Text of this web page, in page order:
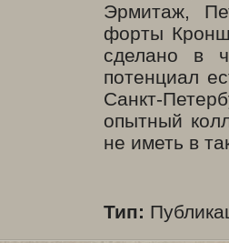
Эрмитаж,
форты
сделано в
потенциал
Санкт-
опытный
не иметь в
Тип: